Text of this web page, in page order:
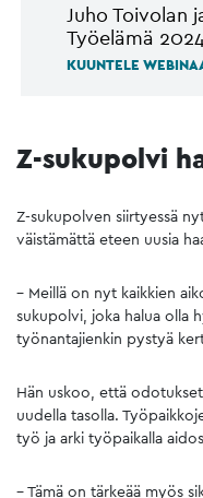
Juho Toivolan
Työelämä
KUUNTELE
Z-sukupolvi
Z-sukupolven siirtyessä
väistämättä eteen uusia
– Meillä on nyt kaikkien
sukupolvi, joka halua olla
työnantajienkin pystyä
Hän uskoo, että
uudella tasolla.
työ ja arki työpaikalla
– Tämä on tärkeää myös